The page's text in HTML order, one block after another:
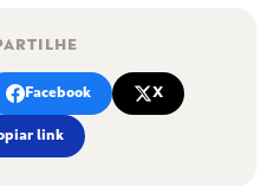
Facebook X
link